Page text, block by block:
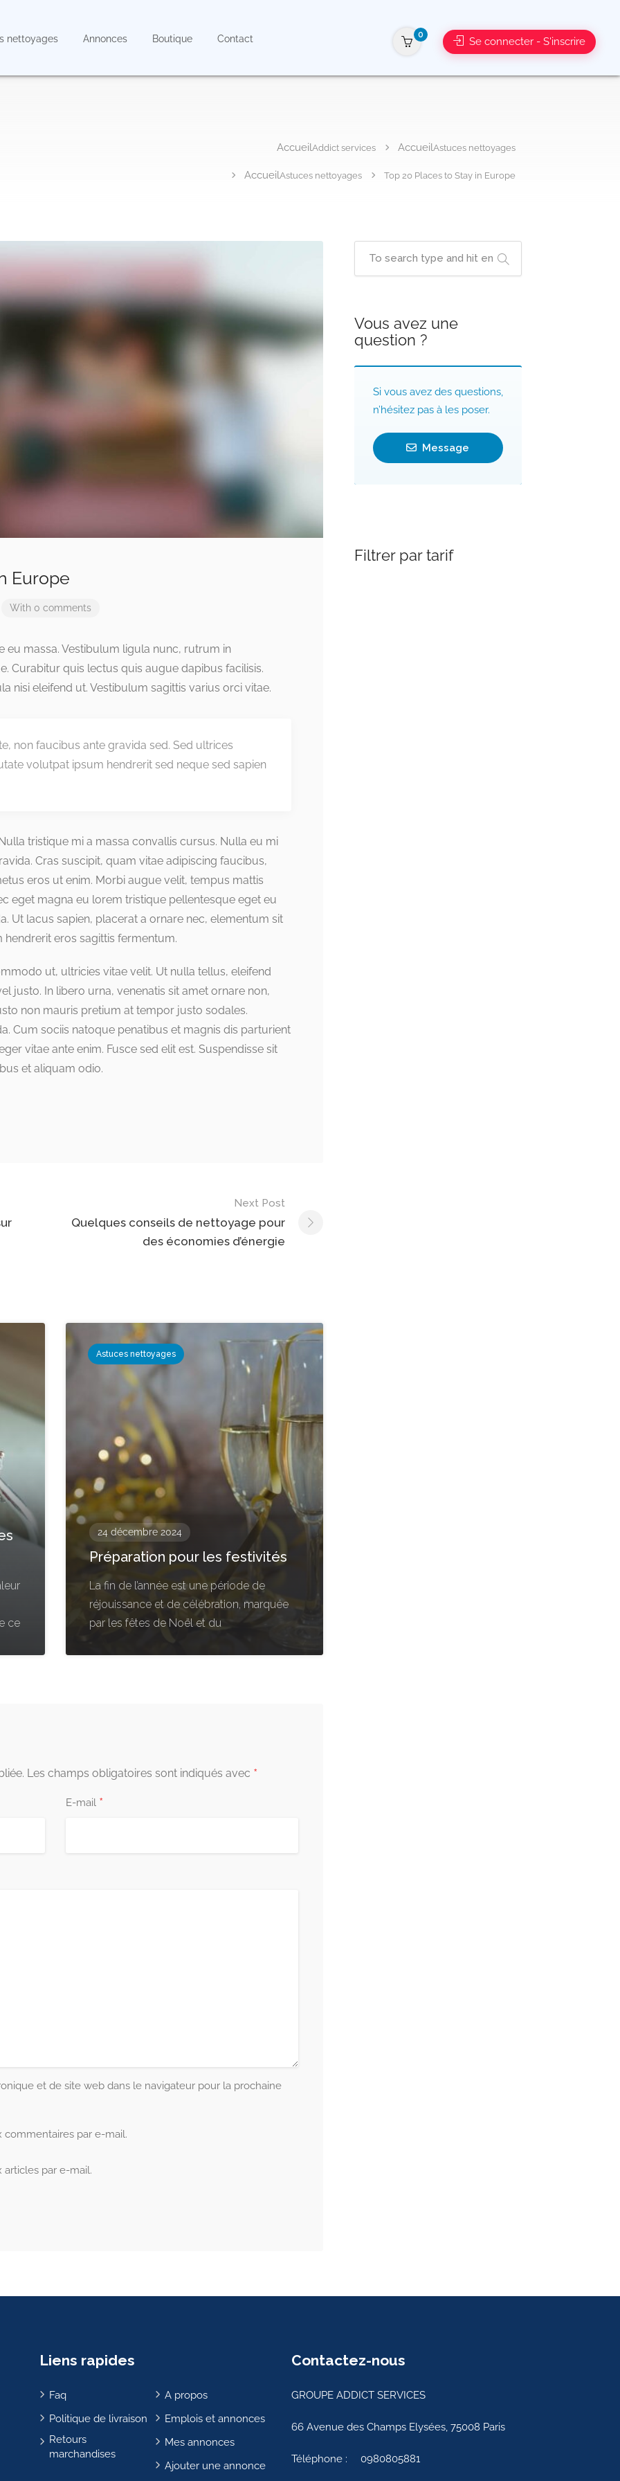
nettoyages Annonces Boutique Contact 0
Se connecter - S'inscrire
Addict services Astuces nettoyages
Astuces nettoyages Top 20 Places to Stay in Europe
Europe
With 0 comments
eu massa. Vestibulum ligula nunc, rutrum in
Curabitur quis lectus quis augue dapibus facilisis.
nisi eleifend ut. Vestibulum sagittis varius orci vitae.
non faucibus ante gravida sed. Sed ultrices
volutpat ipsum hendrerit sed neque sed sapien
tristique mi a massa convallis cursus. Nulla eu mi
Cras suscipit, quam vitae adipiscing faucibus,
eros ut enim. Morbi augue velit, tempus mattis
eget magna eu lorem tristique pellentesque eget eu
Ut lacus sapien, placerat a ornare nec, elementum sit
eros sagittis fermentum.
ut, ultricies vitae velit. Ut nulla tellus, eleifend
justo. In libero urna, venenatis sit amet ornare non,
non mauris pretium at tempor justo sodales.
Cum sociis natoque penatibus et magnis dis parturient
vitae ante enim. Fusce sed elit est. Suspendisse sit
et aliquam odio.
Next Post
Quelques conseils de nettoyage pour
des économies d’énergie
ce
Astuces nettoyages
24 décembre 2024
Préparation pour les festivités
La fin de l’année est une période de
réjouissance et de célébration, marquée
par les fêtes de Noël et du
Les champs obligatoires sont indiqués avec *
E-mail *
et de site web dans le navigateur pour la prochaine
par e-mail.
par e-mail.
Vous avez une
question ?
Si vous avez des questions,
n’hésitez pas à les poser.
Message
Filtrer par tarif
Liens rapides
Faq
Politique de livraison
Retours
marchandises
A propos
Emplois et annonces
Mes annonces
Ajouter une annonce
Contactez-nous
GROUPE ADDICT SERVICES
66 Avenue des Champs Elysées, 75008 Paris
Téléphone : 0980805881